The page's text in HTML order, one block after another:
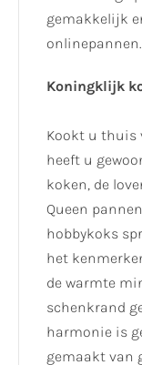
gemakkelijk
Koningklijk
Kookt u thuis
heeft u
koken, de
Queen
hobbykoks
het
de warmte
schenkrand
harmonie is
gemaakt van